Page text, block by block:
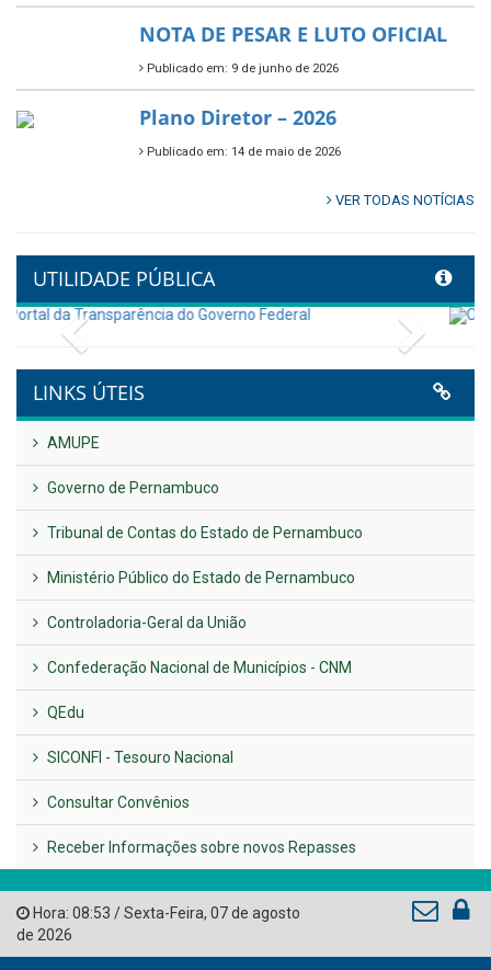
🌳🌱 Projeto Arborização Urbana!
Publicado em: 9 de junho de 2026
🌿🚤 Semana Mundial do Meio
Ambiente em Tamandaré
Publicado em: 9 de junho de 2026
Controladoria fortalece
transformação digital com
alinhamento estratégico do
Conecta+ Tamandaré.
NOTA DE PESAR E LUTO OFICIAL
Plano Diretor – 2026
Publicado em: 14 de maio de 2026
UTILIDADE PÚBLICA
Previous
Next
LINKS ÚTEIS
AMUPE
Governo de Pernambuco
Tribunal de Contas do Estado de Pernambuco
Ministério Público do Estado de Pernambuco